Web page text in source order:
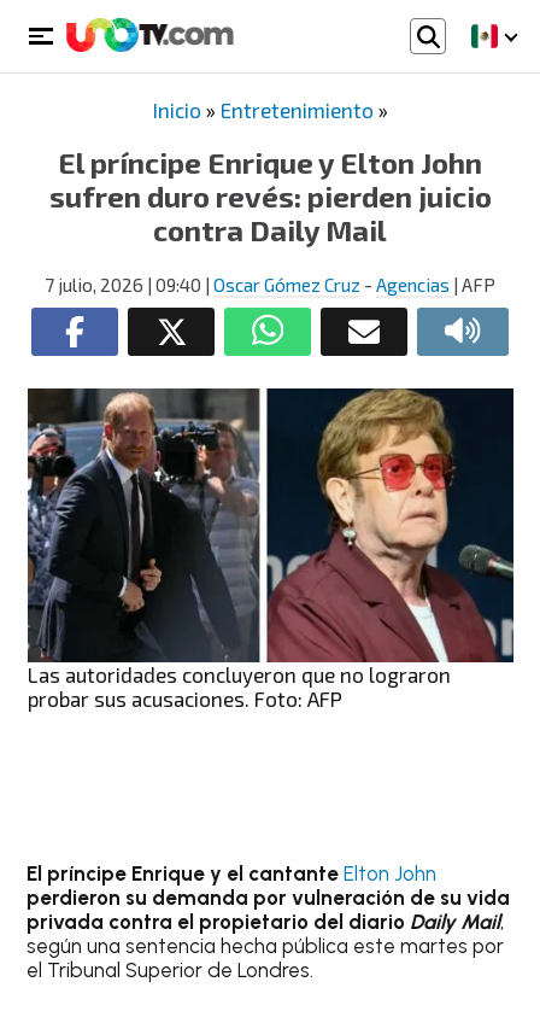
Inicio » Entretenimiento »
El príncipe Enrique y Elton John
sufren duro revés: pierden juicio
contra Daily Mail
7 julio, 2026 | 09:40 | Oscar Gómez Cruz - Agencias | AFP
Las autoridades concluyeron que no lograron
probar sus acusaciones. Foto: AFP
El príncipe Enrique y el cantanteElton John
perdieron su demanda por vulneración de su vida
privada contra el propietario del diario Daily Mail,
según una sentencia hecha pública este martes por
el Tribunal Superior de Londres.